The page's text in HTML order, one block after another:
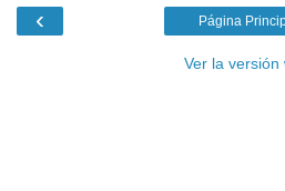
‹ Página
Ver la versión